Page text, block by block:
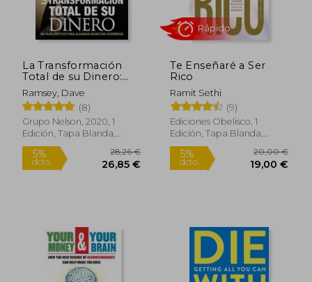
La Transformación
Total de su Dinero:
Edición Clásica: Un
Plan Efectivo Para
Alcanzar Bienestar
Financiero
Ramsey, Dave
(8)
Grupo Nelson, 2020, 1
Edición, Tapa Blanda,
Nuevo
Te Enseñaré a Ser
Rico
Ramit Sethi
(9)
Ediciones Obelisco, 1
Edición, Tapa Blanda,
Nuevo